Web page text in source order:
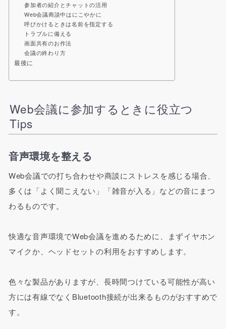
参加者の紹介とチャットの活用
Web会議商談中はにこやかに
呼びかけるときは名前を指定する
トラブルに備える
画面共有のお作法
会議の終わり方
最後に
Web会議に参加するときに役立つ
Tips
音声環境を整える
Web会議での打ち合わせや商談にストレスを感じる場合、
多くは「よく聞こえない」「雑音が入る」などの音にまつ
わるものです。
快適な音声環境でWeb会議を進めるために、まずイヤホン
マイクか、ヘッドセットの利用をおすすめします。
色々な製品がありますが、長時間つけている可能性が高い
方には有線でなくBluetooth接続が出来るものがおすすめで
す。